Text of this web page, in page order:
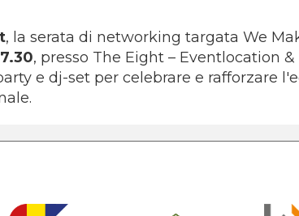
, la serata di networking targata We
, presso The Eight – Eventlocation &
e dj-set per celebrare e rafforzare